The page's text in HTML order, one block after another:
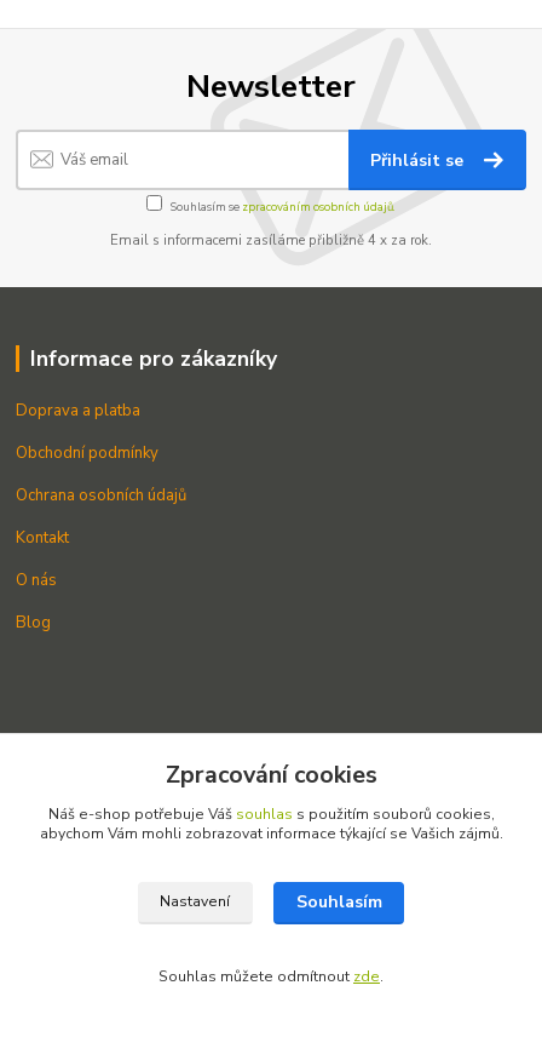
Newsletter
Přihlásit se
Souhlasím se zpracováním osobních údajů.
Email s informacemi zasíláme přibližně 4 x za rok.
Informace pro zákazníky
Doprava a platba
Obchodní podmínky
Ochrana osobních údajů
Kontakt
O nás
Blog
Kontaktujte nás.
+420 775 255 326
info@amosek.cz
Zpracování cookies
Náš e-shop potřebuje Váš souhlas s použitím souborů cookies,
abychom Vám mohli zobrazovat informace týkající se Vašich zájmů.
Nastavení Souhlasím
Souhlas můžete odmítnout zde.